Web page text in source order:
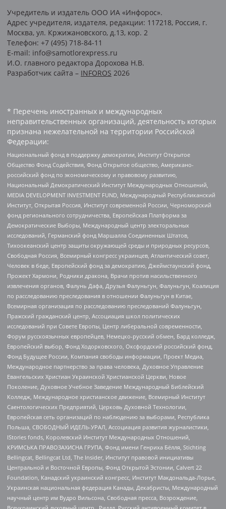
Учредитель и издатель ООО ИА «Инфорос».
Адрес учредителя, издателя, редакции: 117218, Россия, г.
Москва, ул. Кржижановского, д.13, кор. 2
Телефон: +7 (495) 718-84-11
E-mail: info@samotlorexpress.ru
И.О. главного редактора Дорохова Н.В.
Разработчик сайта – INFOROS 2026
* Перечень иностранных и международных
неправительственных организаций, деятельность которых
признана нежелательной на территории Российской
Федерации:
Национальный фонд в поддержку демократии, Институт Открытое
Общество Фонд Содействия, Фонд Открытое общество, Американо-
российский фонд по экономическому и правовому развитию,
Национальный Демократический Институт Международных Отношений,
MEDIA DEVELOPMENT INVESTMENT FUND, Международный Республиканский
Институт, Открытая Россия, Институт современной России, Черноморский
фонд регионального сотрудничества, Европейская Платформа за
Демократические Выборы, Международный центр электоральных
исследований, Германский фонд Маршалла Соединенных Штатов,
Тихоокеанский центр защиты окружающей среды и природных ресурсов,
Свободная Россия, Всемирный конгресс украинцев, Атлантический совет,
Человек в беде, Европейский фонд за демократию, Джеймстаунский фонд,
Прожект Хармони, Родники дракона, Врачи против насильственного
извлечения органов, Фалунь Дафа, Друзья Фалуньгун, Фалуньгун, Коалиция
по расследованию преследования в отношении Фалуньгун в Китае,
Всемирная организация по расследованию преследований Фалуньгун,
Пражский гражданский центр, Ассоциация школ политических
исследований при Совете Европы, Центр либеральной современности,
Форум русскоязычных европейцев, Немецко-русский обмен, Бард колледж,
Европейский выбор, Фонд Ходорковского, Оксфордский российский фонд,
Фонд Будущее России, Компания свободы информации, Проект Медиа,
Международное партнерство за права человека, Духовное Управление
Евангельских Христиан Украинской Христианской Церкви, Новое
Поколение, Духовное Учебное Заведение Международный Библейский
Колледж, Международное христианское движение, Всемирный Институт
Саентологических Предприятий, Церковь Духовной Технологии,
Европейская сеть организаций по наблюдению за выборами, Республика
Польша, СВОБОДНЫЙ ИДЕЛЬ-УРАЛ, Ассоциация развития журналистики,
IStories fonds, Королевский Институт Международных Отношений,
КРИМСЬКА ПРАВОЗАХИСНА ГРУПА, Фонд имени Генриха Бёлля, Stichting
Bellingcat, Bellingcat Ltd, The Insider, Институт правовой инициативы
Центральной и Восточной Европы, Фонд Открытой Эстонии, Calvert 22
Foundation, Канадский украинский конгресс, Институт Макдональда-Лорье,
Украинская национальная федерация Канады, Декабристы, Международный
научный центр им Вудро Вильсона, Свободная пресса, Возрождение,